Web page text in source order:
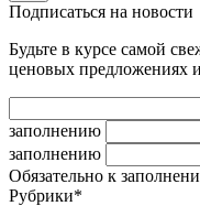
Подписаться на новости
Будьте в курсе самой
ценовых предложениях
заполнению
заполнению
Обязательно к
Рубрики*